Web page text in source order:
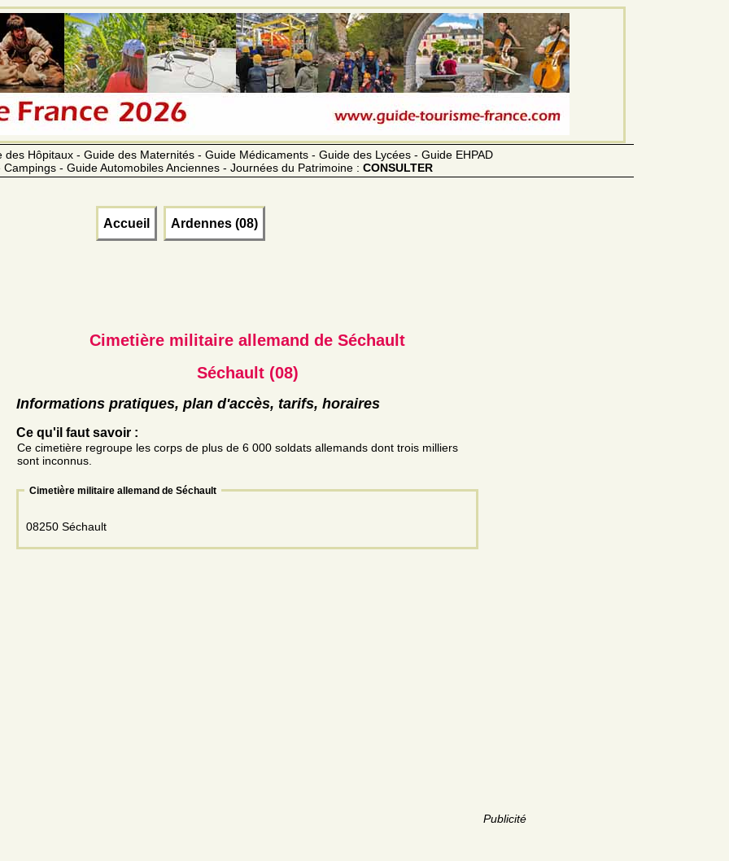
Hôpitaux - Guide des Maternités - Guide Médicaments - Guide des Lycées - Guide EHPAD
- Guide Automobiles Anciennes - Journées du Patrimoine : CONSULTER
Accueil Ardennes (08)
Publicité
Cimetière militaire allemand de Séchault
Séchault (08)
Informations pratiques, plan d'accès, tarifs, horaires
Ce qu'il faut savoir :
Ce cimetière regroupe les corps de plus de 6 000 soldats allemands dont trois milliers
sont inconnus.
Cimetière militaire allemand de Séchault
08250 Séchault